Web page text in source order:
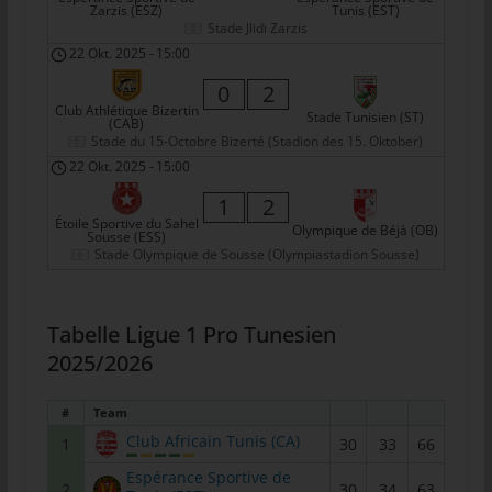
Zarzis (ESZ)
Tunis (EST)
Stade Jlidi Zarzis
22 Okt. 2025 - 15:00
Club Athlétique Bizertin
(CAB)
0 2
Stade Tunisien (ST)
Stade du 15-Octobre Bizerté (Stadion des 15. Oktober)
22 Okt. 2025 - 15:00
Étoile Sportive du Sahel
Sousse (ESS)
1 2
Olympique de Béjà (OB)
Stade Olympique de Sousse (Olympiastadion Sousse)
Tabelle Ligue 1 Pro Tunesien
2025/2026
# Team
1 Club Africain Tunis (CA) 30 33 66
Espérance Sportive de
tunesienfussball.de
Uwe Wassenberg
4022 Akouda - Tunesien
Telefon: +216 216 16 616
Cookies
Computersystem abgelegt und gespeichert werden.
Zahlreiche Internetseiten und Server verwenden Cookies. Viele
ist eine eindeutige Kennung des Cookies. Sie besteht aus einer
Zeichenfolge, durch welche Internetseiten und Server dem
konkreten Internetbrowser zugeordnet werden können, in dem